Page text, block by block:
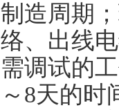
制造周期
络、出线
需调试的
～8天的时